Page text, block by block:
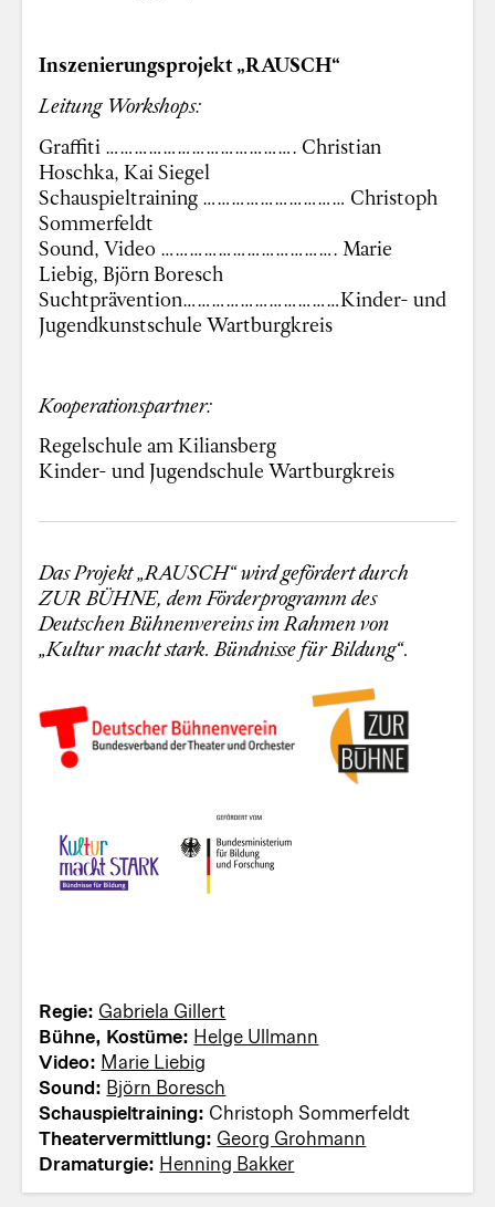
Inszenierungsprojekt „RAUSCH“
Leitung Workshops:
Graffiti …………………………………. Christian
Hoschka, Kai Siegel
Schauspieltraining ………………………… Christoph
Sommerfeldt
Sound, Video ………………………………. Marie
Liebig, Björn Boresch
Suchtprävention……………………………Kinder- und
Jugendkunstschule Wartburgkreis
Kooperationspartner:
Regelschule am Kiliansberg
Kinder- und Jugendschule Wartburgkreis
Das Projekt „RAUSCH“ wird gefördert durch
ZUR BÜHNE, dem Förderprogramm des
Deutschen Bühnenvereins im Rahmen von
„Kultur macht stark. Bündnisse für Bildung“.
Regie: Gabriela Gillert
Bühne, Kostüme: Helge Ullmann
Video: Marie Liebig
Sound: Björn Boresch
Schauspieltraining: Christoph Sommerfeldt
Theatervermittlung: Georg Grohmann
Dramaturgie: Henning Bakker